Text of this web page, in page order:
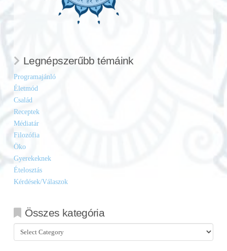
Legnépszerűbb témáink
Programajánló
Életmód
Család
Receptek
Médiatár
Filozófia
Öko
Gyerekeknek
Ételosztás
Kérdések/Válaszok
Összes kategória
Összes
kategória